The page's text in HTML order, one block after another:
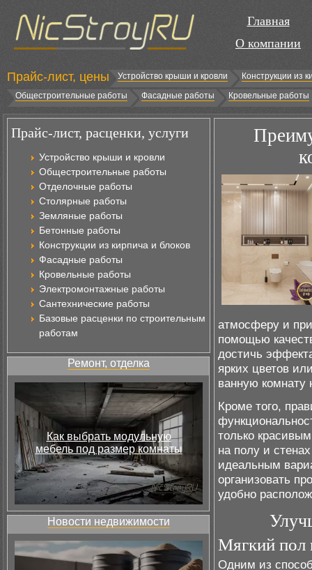
Главная
О компании
Прайс-лист, цены Устройство крыши и кровли
Конструкции из
Общестроительные работы
Фасадные работы Кровельные работы
Прайс-лист, расценки, услуги
Устройство крыши и кровли
Общестроительные работы
Отделочные работы
Столярные работы
Земляные работы
Бетонные работы
Конструкции из кирпича и блоков
Фасадные работы
Кровельные работы
Электромонтажные работы
Сантехнические работы
Базовые расценки по строительным
работам
Ремонт, отделка
Как выбрать модульную
мебель под размер комнаты
Новости недвижимости
атмосферу и
помощью
достичь
ярких цветов
ванную
Кроме того,
только
на полу и
идеальным
организовать
удобно
Мягкий пол
Одним из